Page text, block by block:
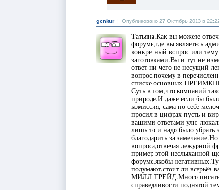
genkur| Опубликовано 27 Октябрь 2013 в
Татьяна.Как вы можете
форуме,где вы являетесь
конкретный вопрос или
заготовками.Вы и тут не
ответ ни чего не несущий
вопрос,почему в
списке основных
Суть в том,что компаний
природе.И даже если бы
комиссия, сама по себе
просил в цифрах пусть и
вашими ответами улю-
лишь то и надо было убрать
благодарить за
вопроса,отвечая дежурной
пример этой неслыханной
форуме,якобы
подумают,стоит ли
МИЛЛ ТРЕЙД.Много писать
справедливости